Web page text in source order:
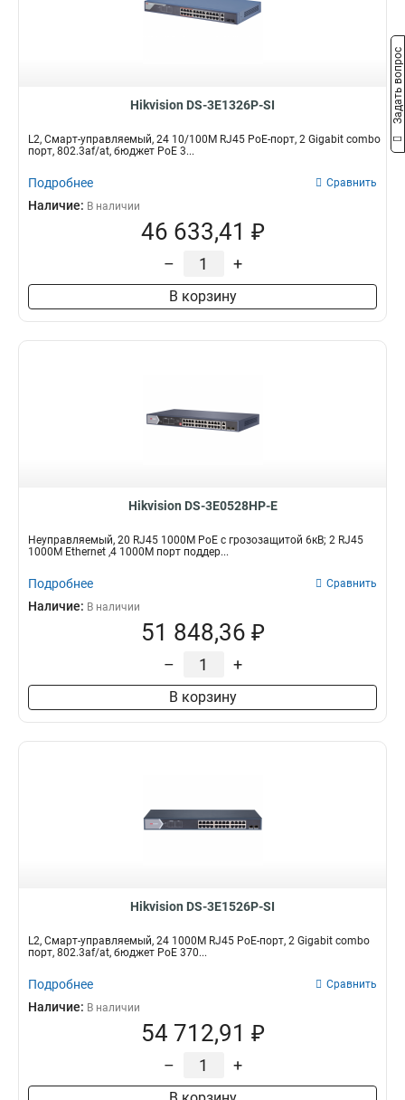
Hikvision DS-3E1326P-SI
L2, Смарт-управляемый, 24 10/100M RJ45 PoE-порт, 2 Gigabit combo
порт, 802.3af/at, бюджет PoE 3...
Подробнее Сравнить
Наличие: В наличии
46 633,41 ₽
– +
В корзину
Hikvision DS-3E0528HP-E
Неуправляемый, 20 RJ45 1000M PoE с грозозащитой 6кВ; 2 RJ45
1000M Ethernet ,4 1000M порт поддер...
Подробнее Сравнить
Наличие: В наличии
51 848,36 ₽
– +
В корзину
Hikvision DS-3E1526P-SI
L2, Смарт-управляемый, 24 1000M RJ45 PoE-порт, 2 Gigabit combo
порт, 802.3af/at, бюджет PoE 370...
Подробнее Сравнить
Наличие: В наличии
54 712,91 ₽
– +
Задать вопрос